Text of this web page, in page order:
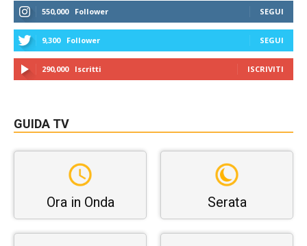
550,000 Follower SEGUI
9,300 Follower SEGUI
290,000 Iscritti ISCRIVITI
GUIDA TV
Ora in Onda Serata